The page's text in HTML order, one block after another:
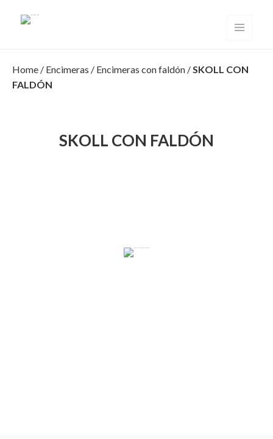
Home / Encimeras / Encimeras con faldón /SKOLL CON
FALDÓN
SKOLL CON FALDÓN